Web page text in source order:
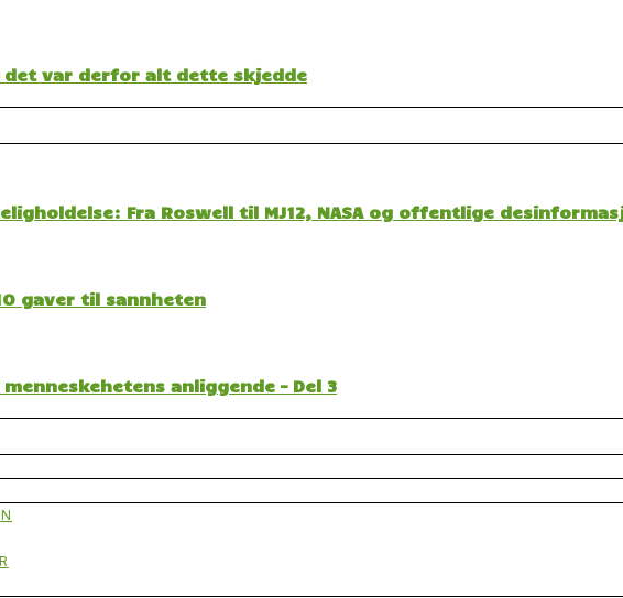
det var derfor alt dette skjedde
Fra Roswell til MJ12, NASA og offentlige
gaver til sannheten
anliggende – Del 3